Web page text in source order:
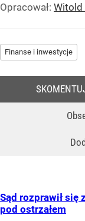
Opracował: Witold
Finanse i inwestycje
Sąd rozprawił się
pod ostrzałem